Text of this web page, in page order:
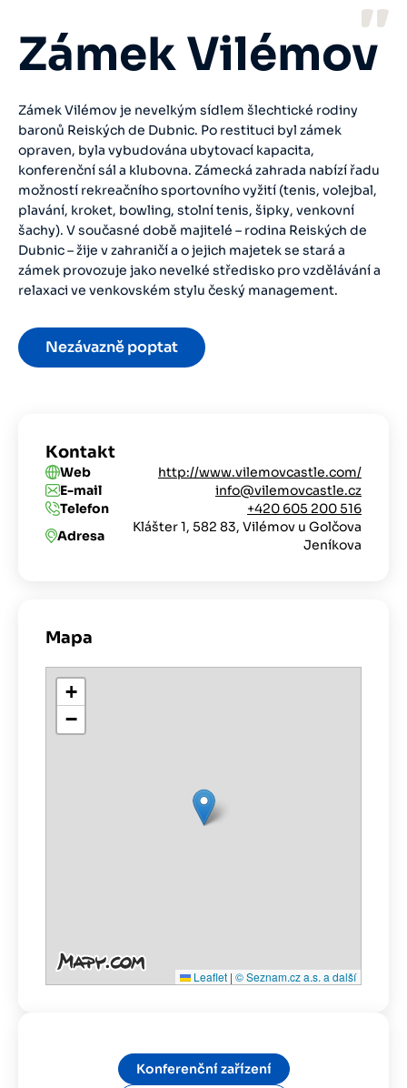
Zámek Vilémov
Zámek Vilémov je nevelkým sídlem šlechtické rodiny
baronů Reiských de Dubnic. Po restituci byl zámek
opraven, byla vybudována ubytovací kapacita,
konferenční sál a klubovna. Zámecká zahrada nabízí řadu
možností rekreačního sportovního vyžití (tenis, volejbal,
plavání, kroket, bowling, stolní tenis, šipky, venkovní
šachy). V současné době majitelé – rodina Reiských de
Dubnic – žije v zahraničí a o jejich majetek se stará a
zámek provozuje jako nevelké středisko pro vzdělávání a
relaxaci ve venkovském stylu český management.
Nezávazně poptat
Kontakt
Web
http://www.vilemovcastle.com/
E-mail
info@vilemovcastle.cz
Telefon
+420 605 200 516
Adresa
Klášter 1, 582 83, Vilémov u Golčova
Jeníkova
Mapa
+
−
Leaflet | © Seznam.cz a.s. a další
Konferenční zařízení